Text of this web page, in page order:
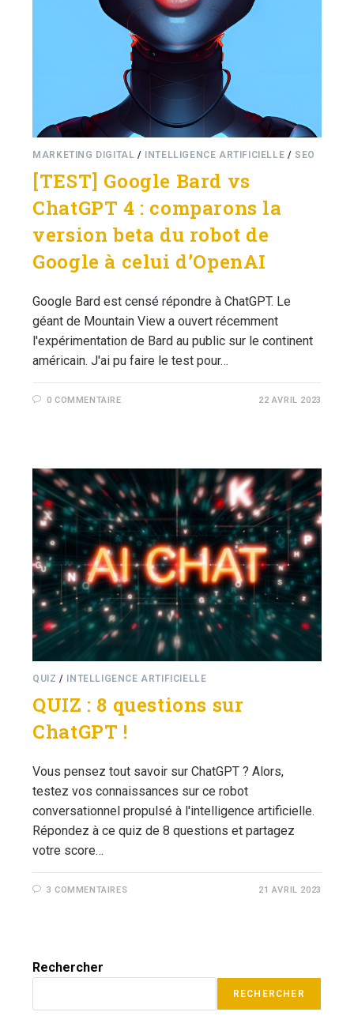
MARKETING DIGITAL / INTELLIGENCE ARTIFICIELLE /SEO
[TEST] Google Bard vs
ChatGPT 4 : comparons la
version beta du robot de
Google à celui d’OpenAI
Google Bard est censé répondre à ChatGPT. Le
géant de Mountain View a ouvert récemment
l'expérimentation de Bard au public sur le continent
américain. J'ai pu faire le test pour…
0 COMMENTAIRE 22 AVRIL 2023
QUIZ / INTELLIGENCE ARTIFICIELLE
QUIZ : 8 questions sur
ChatGPT !
Vous pensez tout savoir sur ChatGPT ? Alors,
testez vos connaissances sur ce robot
conversationnel propulsé à l'intelligence artificielle.
Répondez à ce quiz de 8 questions et partagez
votre score…
3 COMMENTAIRES 21 AVRIL 2023
Rechercher
RECHERCHER